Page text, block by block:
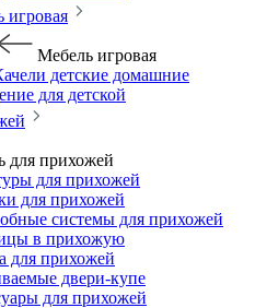
игровая
Мебель игровая
детские домашние
для детской
для прихожей
для прихожей
для прихожей
системы для прихожей
в прихожую
для прихожей
двери-купе
для прихожей